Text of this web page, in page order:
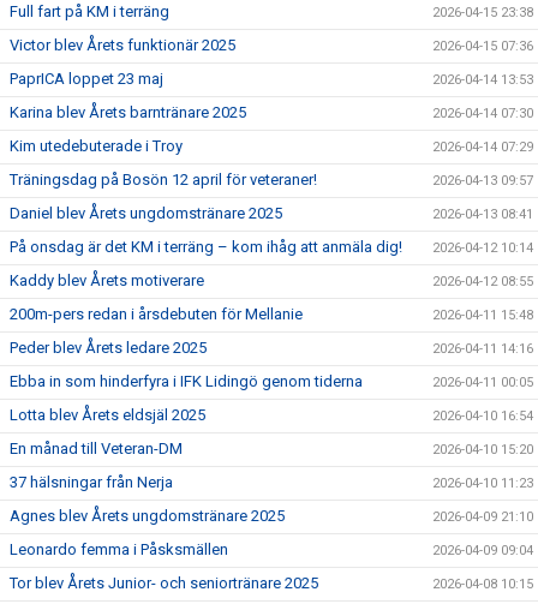
Full fart på KM i terräng 2026-04-15 23:38
Victor blev Årets funktionär 2025 2026-04-15 07:36
PaprICA loppet 23 maj 2026-04-14 13:53
Karina blev Årets barntränare 2025 2026-04-14 07:30
Kim utedebuterade i Troy 2026-04-14 07:29
Träningsdag på Bosön 12 april för veteraner! 2026-04-13 09:57
Daniel blev Årets ungdomstränare 2025 2026-04-13 08:41
På onsdag är det KM i terräng – kom ihåg att anmäla dig! 2026-04-12 10:14
Kaddy blev Årets motiverare 2026-04-12 08:55
200m-pers redan i årsdebuten för Mellanie 2026-04-11 15:48
Peder blev Årets ledare 2025 2026-04-11 14:16
Ebba in som hinderfyra i IFK Lidingö genom tiderna 2026-04-11 00:05
Lotta blev Årets eldsjäl 2025 2026-04-10 16:54
En månad till Veteran-DM 2026-04-10 15:20
37 hälsningar från Nerja 2026-04-10 11:23
Agnes blev Årets ungdomstränare 2025 2026-04-09 21:10
Leonardo femma i Påsksmällen 2026-04-09 09:04
Tor blev Årets Junior- och seniortränare 2025 2026-04-08 10:15